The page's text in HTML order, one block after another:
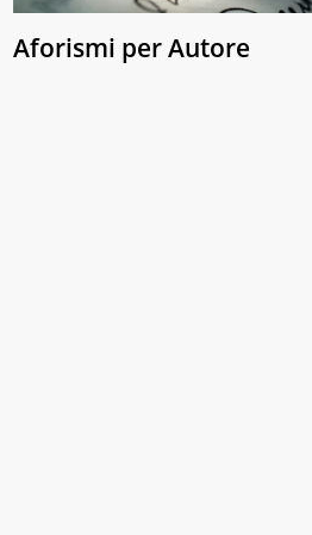
Aforismi per Autore